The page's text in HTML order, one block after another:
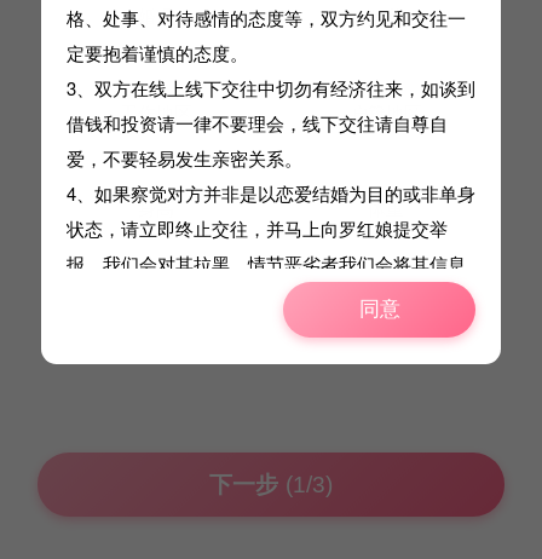
婚况
请选择
月薪
工作地区
户籍地区
身高
请选择
体重
请选择
下一步 (1/3)
格、处事、对待感情的态度等，双方约见和交往一
定要抱着谨慎的态度。
3、双方在线上线下交往中切勿有经济往来，如谈到
借钱和投资请一律不要理会，线下交往请自尊自
爱，不要轻易发生亲密关系。
4、如果察觉对方并非是以恋爱结婚为目的或非单身
状态，请立即终止交往，并马上向罗红娘提交举
报，我们会对其拉黑，情节恶劣者我们会将其信息
资料提交给公安机关配合调查。
红娘无法监控和管制会员的线上线下交往行
为，因此不对会员任何交往行为承担任何责任。
已经承诺接受本协议的全部内容。
同意